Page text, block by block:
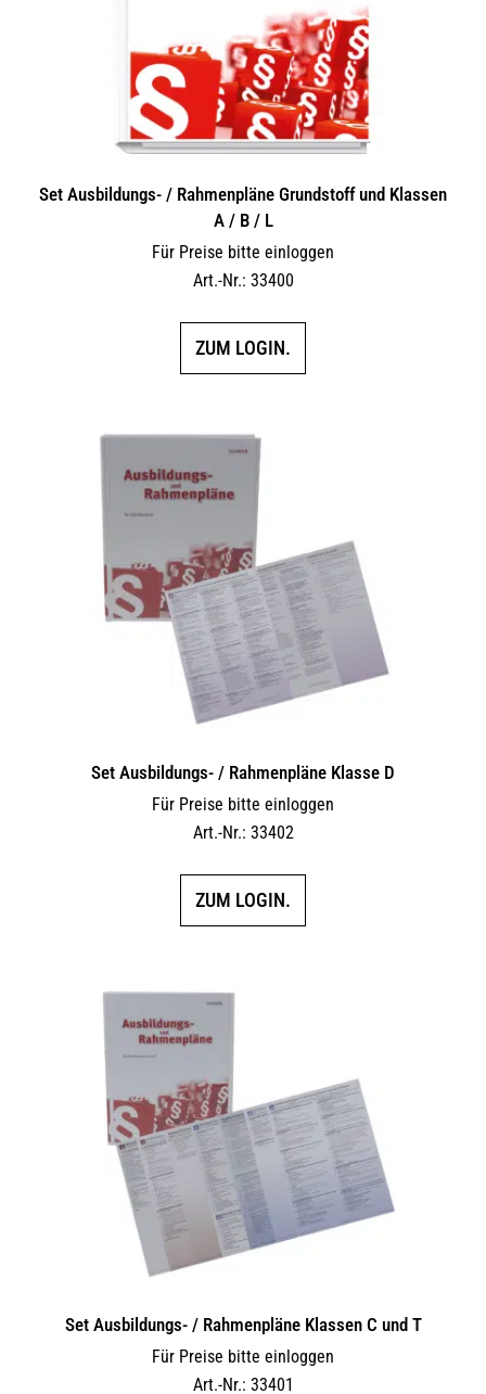
Set Ausbildungs- / Rahmenpläne Grundstoff und Klassen
A / B / L
Für Preise bitte einloggen
Art.-Nr.: 33400
ZUM LOGIN.
Set Ausbildungs- / Rahmenpläne Klasse D
Für Preise bitte einloggen
Art.-Nr.: 33402
ZUM LOGIN.
Set Ausbildungs- / Rahmenpläne Klassen C und T
Für Preise bitte einloggen
Art.-Nr.: 33401